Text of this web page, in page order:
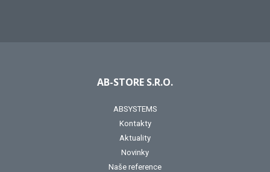
AB-STORE S.R.O.
ABSYSTEMS
Kontakty
Aktuality
Novinky
Naše reference